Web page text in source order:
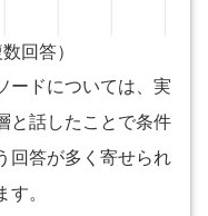
回答）
ードについては、実
と話したことで条件
回答が多く寄せられ
。